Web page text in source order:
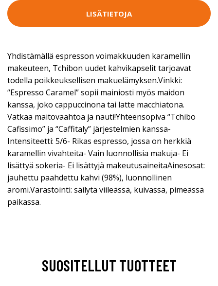
LISÄTIETOJA
Yhdistämällä espresson voimakkuuden karamellin
makeuteen, Tchibon uudet kahvikapselit tarjoavat
todella poikkeuksellisen makuelämyksen.Vinkki:
“Espresso Caramel” sopii mainiosti myös maidon
kanssa, joko cappuccinona tai latte macchiatona.
Vatkaa maitovaahtoa ja nauti!Yhteensopiva “Tchibo
Cafissimo” ja “Caffitaly” järjestelmien kanssa-
Intensiteetti: 5/6- Rikas espresso, jossa on herkkiä
karamellin vivahteita- Vain luonnollisia makuja- Ei
lisättyä sokeria- Ei lisättyjä makeutusaineitaAinesosat:
jauhettu paahdettu kahvi (98%), luonnollinen
aromi.Varastointi: säilytä viileässä, kuivassa, pimeässä
paikassa.
SUOSITELLUT TUOTTEET